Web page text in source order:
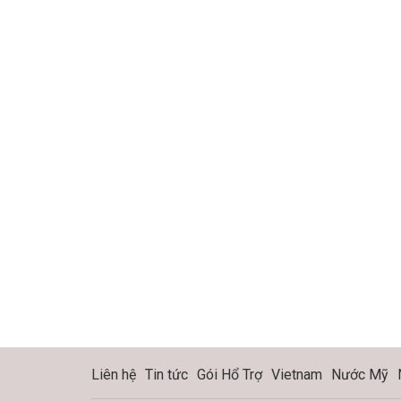
Liên hệ Tin tức Gói Hổ Trợ Vietnam Nước Mỹ